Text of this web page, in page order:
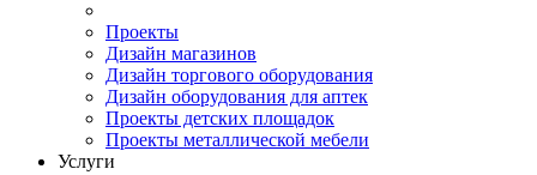
Проекты
Дизайн магазинов
Дизайн торгового оборудования
Дизайн оборудования для аптек
Проекты детских площадок
Проекты металлической мебели
Услуги